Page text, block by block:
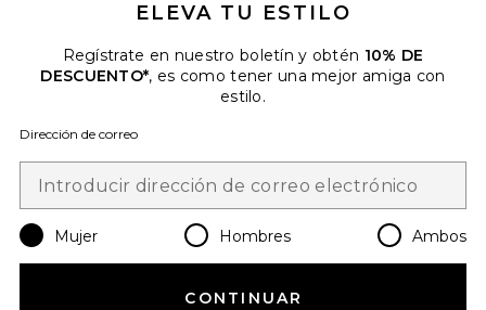
DANNIJOPRO
Favorite Camiseta tirantes
ELEVA TU ESTILO
Regístrate en nuestro boletín y obtén 10% DE
DESCUENTO*, es como tener una mejor amiga con
estilo.
Dirección de correo
Mujer Hombres Ambos
CONTINUAR